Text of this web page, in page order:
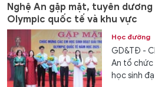
Nghệ An gặp mặt, tuyên
Olympic quốc tế và khu vực
Học đường
GD&TĐ -
An tổ
học sinh